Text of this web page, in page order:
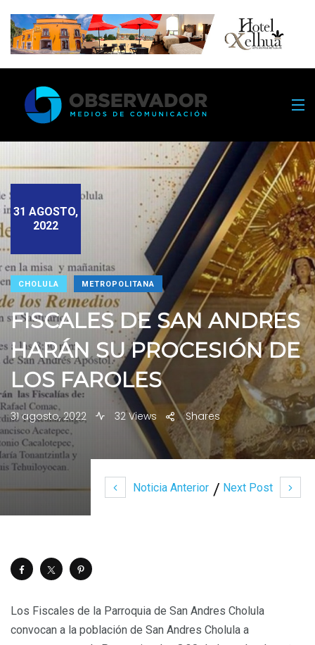
Noticia Anterior Next Post
31 AGOSTO,
2022
CHOLULA METROPOLITANA
FISCALES DE SAN ANDRES
HARÁN SU PROCESIÓN DE
LOS FAROLES
31 agosto, 2022 32 Views Shares
Los Fiscales de la Parroquia de San Andres Cholula
convocan a la población de San Andres Cholula a